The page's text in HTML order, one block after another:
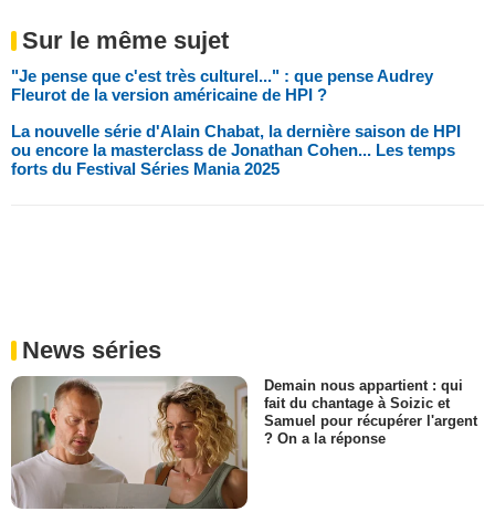
Sur le même sujet
"Je pense que c'est très culturel..." : que pense Audrey
Fleurot de la version américaine de HPI ?
La nouvelle série d'Alain Chabat, la dernière saison de HPI
ou encore la masterclass de Jonathan Cohen... Les temps
forts du Festival Séries Mania 2025
News séries
Demain nous appartient : qui
fait du chantage à Soizic et
Samuel pour récupérer l'argent
? On a la réponse